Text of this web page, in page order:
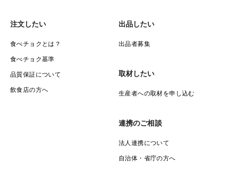
注文したい
食べチョクとは？
食べチョク基準
品質保証について
飲食店の方へ
出品したい
出品者募集
取材したい
生産者への取材を申し込む
連携のご相談
法人連携について
自治体・省庁の方へ